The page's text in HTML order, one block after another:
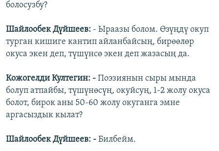
болосузбу?
Шайлообек Дүйшеев: - Ыраазы болом. Өзүңдү окуп
турган кишиге кантип айланбайсың, бирөөлөр
окуса экен деп, түшүнсө экен деп жазасың да.
Кожогелди Култегин: - Поэзиянын сыры мында
болуп атпайбы, түшүнөсүң, окуйсуң, 1-2 жолу окуса
болот, бирок аны 50-60 жолу окуганга эмне
аргасыздык кылат?
Шайлообек Дүйшеев: - Билбейм.